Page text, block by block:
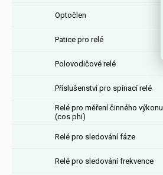
Optočlen
Patice pro relé
Polovodičové relé
Příslušenství pro spínací relé
Relé pro měření činného výkonu
(cos phi)
Relé pro sledování fáze
Relé pro sledování frekvence